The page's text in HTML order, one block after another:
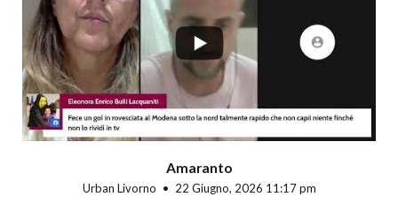
Amaranto
Urban Livorno 22 Giugno, 2026 11:17 pm